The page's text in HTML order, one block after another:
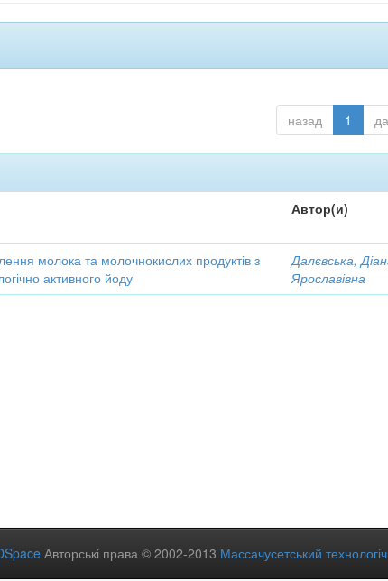
назад 1
Автор(и)
молока та молочнокислих продуктів з
активного йоду
Далєвська,
Ярославівна
Авторські права © 2002-2013 Массачусетський